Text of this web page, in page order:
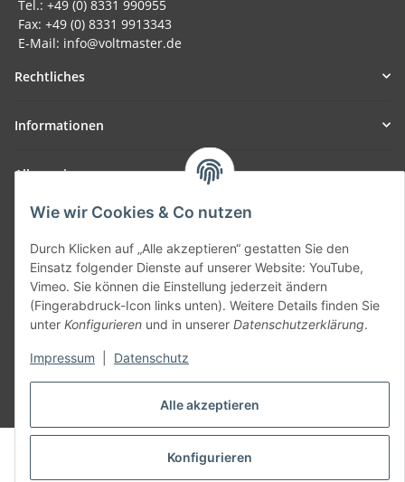
Alle akzeptieren
Konfigurieren
Wie wir Cookies & Co nutzen
Durch Klicken auf „Alle akzeptieren“ gestatten Sie den
Einsatz folgender Dienste auf unserer Website: YouTube,
Vimeo. Sie können die Einstellung jederzeit ändern
(Fingerabdruck-Icon links unten). Weitere Details finden Sie
unter Konfigurieren und in unserer Datenschutzerklärung.
Impressum Datenschutz
Tel.: +49 (0) 8331 990955
Fax: +49 (0) 8331 9913343
E-Mail: info@voltmaster.de
Rechtliches
Informationen
Allgemein
Teil unseres Netzwerks:
SmoliTec - Safety. Simplified. Worldwide. ( B2B Shop )
Vertrag widerrufen
* Alle Preise inkl. gesetzlicher USt., zzgl.Versand
© voltmaster.de
Powered byJTL-Shop